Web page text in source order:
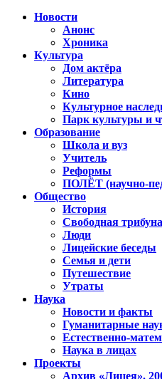
Новости
Анонс
Хроника
Культура
Дом актёра
Литература
Кино
Культурное
Парк культуры и
Образование
Школа и вуз
Учитель
Реформы
ПОЛЁТ (научно-
Общество
История
Свободная трибуна
Люди
Лицейские беседы
Семья и дети
Путешествие
Утраты
Наука
Новости и факты
Гуманитарные
Естественно-
Наука в лицах
Проекты
Архив «Лицея».